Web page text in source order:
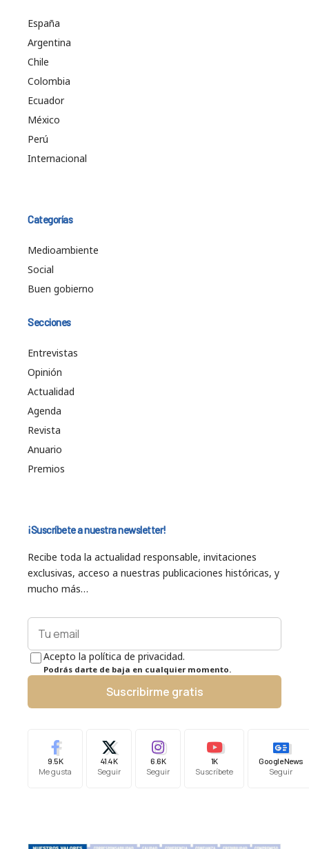
España
Argentina
Chile
Colombia
Ecuador
México
Perú
Internacional
Categorías
Medioambiente
Social
Buen gobierno
Secciones
Entrevistas
Opinión
Actualidad
Agenda
Revista
Anuario
Premios
¡Suscríbete a nuestra newsletter!
Recibe toda la actualidad responsable, invitaciones
exclusivas, acceso a nuestras publicaciones históricas, y
mucho más…
Acepto la política de privacidad.
Podrás darte de baja en cualquier momento.
Suscribirme gratis
9.5K
Me gusta
41.4K
Seguir
6.6K
Seguir
1K
Suscríbete
Google News
Seguir